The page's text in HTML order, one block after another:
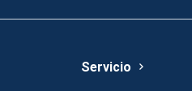
Servicio